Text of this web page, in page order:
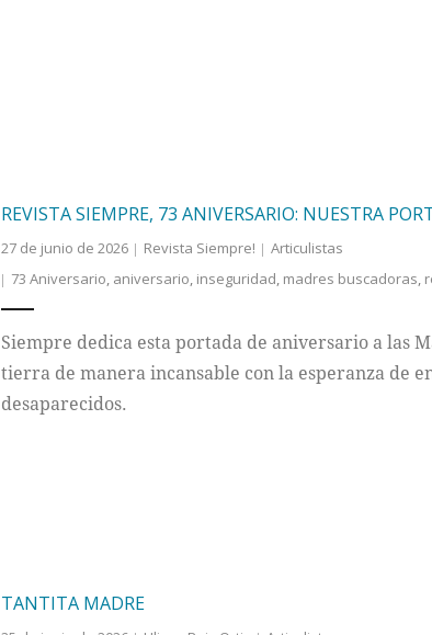
REVISTA SIEMPRE, 73 ANIVERSARIO: NUESTRA
27 de junio de 2026 Revista Siempre!
Articulistas
73 Aniversario, aniversario, inseguridad, madres buscadoras,
Siempre dedica esta portada de aniversario a las
tierra de manera incansable con la esperanza de
desaparecidos.
TANTITA MADRE